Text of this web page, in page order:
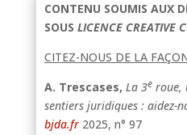
CONTENU SOUMIS AUX
SOUS LICENCE CREATIVE
CITEZ-NOUS DE LA
A. Trescases, La 3eroue,
sentiers juridiques : aidez-
bjda.fr2025, n° 97